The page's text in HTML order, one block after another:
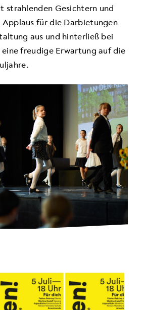
strahlenden Gesichtern und
Applaus für die Darbietungen
aus und hinterließ bei
freudige Erwartung auf die